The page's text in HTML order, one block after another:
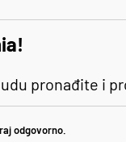
pronađite i
odgovorno.